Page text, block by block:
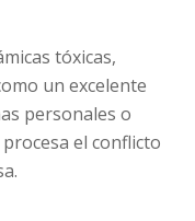
tóxicas,
un excelente
personales o
el conflicto